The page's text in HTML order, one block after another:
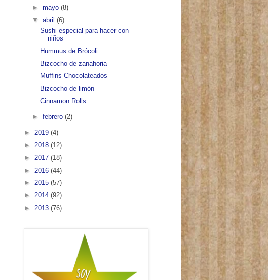
► mayo (8)
▼ abril (6)
Sushi especial para hacer con
niños
Hummus de Brócoli
Bizcocho de zanahoria
Muffins Chocolateados
Bizcocho de limón
Cinnamon Rolls
► febrero (2)
► 2019 (4)
► 2018 (12)
► 2017 (18)
► 2016 (44)
► 2015 (57)
► 2014 (92)
► 2013 (76)